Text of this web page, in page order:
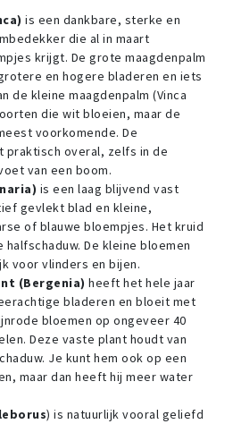
is een dankbare, sterke en
die al in maart
krijgt. De grote maagdenpalm
en hogere bladeren en iets
de kleine maagdenpalm (Vinca
die wit bloeien, maar de
voorkomende. De
praktisch overal, zelfs in de
van een boom.
is een laag blijvend vast
gevlekt blad en kleine,
of blauwe bloempjes. Het kruid
De kleine bloemen
voor vlinders en bijen.
(Bergenia) heeft het hele jaar
bladeren en bloeit met
bloemen op ongeveer 40
Deze vaste plant houdt van
Je kunt hem ook op een
maar dan heeft hij meer water
) is natuurlijk vooral geliefd